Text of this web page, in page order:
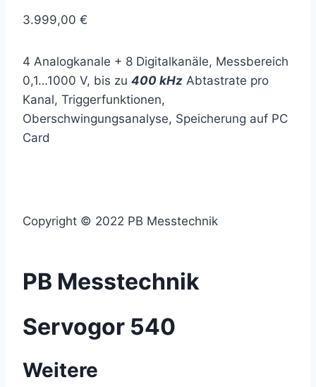
3.999,00 €
4 Analogkanale + 8 Digitalkanäle, Messbereich
0,1…1000 V, bis zu 400 kHz Abtastrate pro
Kanal, Triggerfunktionen,
Oberschwingungsanalyse, Speicherung auf PC
Card
Copyright © 2022 PB Messtechnik
PB Messtechnik
Servogor 540
Weitere